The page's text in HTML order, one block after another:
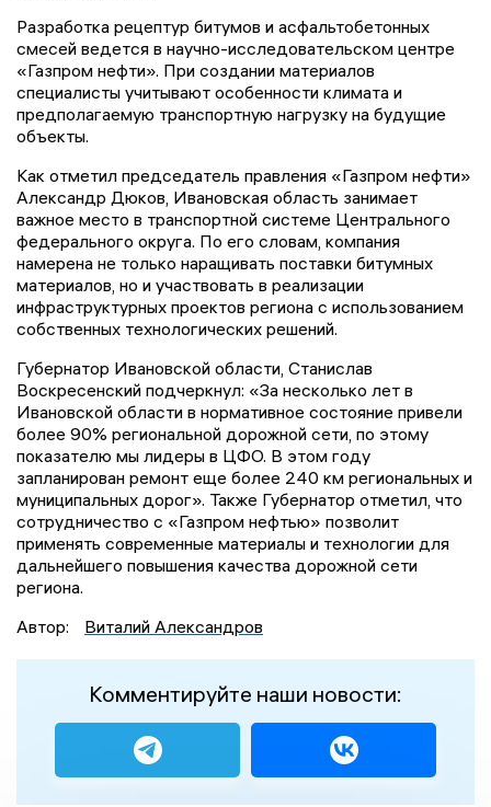
Разработка рецептур битумов и асфальтобетонных
смесей ведется в научно-исследовательском центре
«Газпром нефти». При создании материалов
специалисты учитывают особенности климата и
предполагаемую транспортную нагрузку на будущие
объекты.
Как отметил председатель правления «Газпром нефти»
Александр Дюков, Ивановская область занимает
важное место в транспортной системе Центрального
федерального округа. По его словам, компания
намерена не только наращивать поставки битумных
материалов, но и участвовать в реализации
инфраструктурных проектов региона с использованием
собственных технологических решений.
Губернатор Ивановской области, Станислав
Воскресенский подчеркнул: «За несколько лет в
Ивановской области в нормативное состояние привели
более 90% региональной дорожной сети, по этому
показателю мы лидеры в ЦФО. В этом году
запланирован ремонт еще более 240 км региональных и
муниципальных дорог». Также Губернатор отметил, что
сотрудничество с «Газпром нефтью» позволит
применять современные материалы и технологии для
дальнейшего повышения качества дорожной сети
региона.
Автор:
Виталий Александров
Комментируйте наши новости: